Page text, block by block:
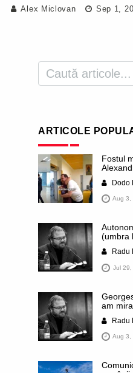
Alex Miclovan Sep 1,
ARTICOLE
Fostul
al
publică
de
Dodo
Aug 3,
(umbra
Comana)
Radu
Jul 29,
am
Radu
Aug 3,